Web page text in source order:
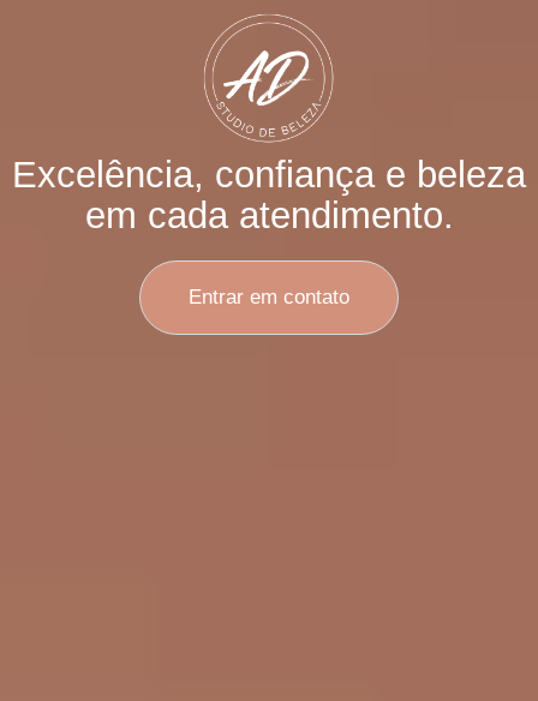
Excelência, confiança e beleza
em cada atendimento.
Entrar em contato